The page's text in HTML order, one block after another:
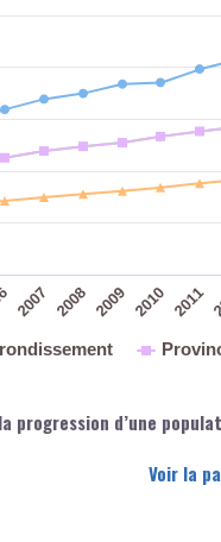
2007 2008 2009 2010 2011
d’une
Voir la